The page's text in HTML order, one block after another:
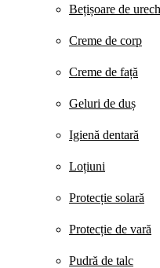
Bețișoare de
Creme de corp
Creme de față
Geluri de duș
Igienă dentară
Loțiuni
Protecție solară
Protecție de vară
Pudră de talc